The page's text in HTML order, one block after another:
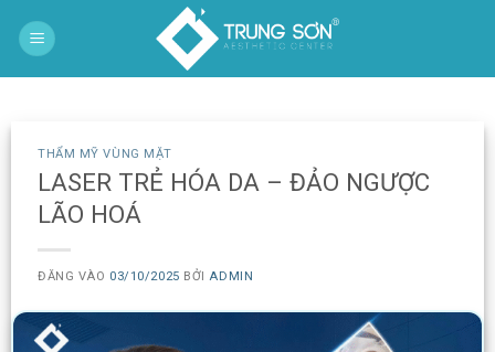
qua
THẨM MỸ VÙNG MẶT
LASER TRẺ HÓA DA – ĐẢO NGƯỢC
LÃO HOÁ
ĐĂNG VÀO 03/10/2025 BỞI ADMIN